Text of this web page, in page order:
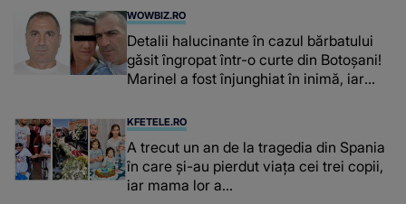
WOWBIZ.RO
Detalii halucinante în cazul bărbatului
găsit îngropat într-o curte din Botoșani!
Marinel a fost înjunghiat în inimă, iar
suspecți
KFETELE.RO
A trecut un an de la tragedia din Spania
în care și-au pierdut viața cei trei copii,
iar mama lor a…